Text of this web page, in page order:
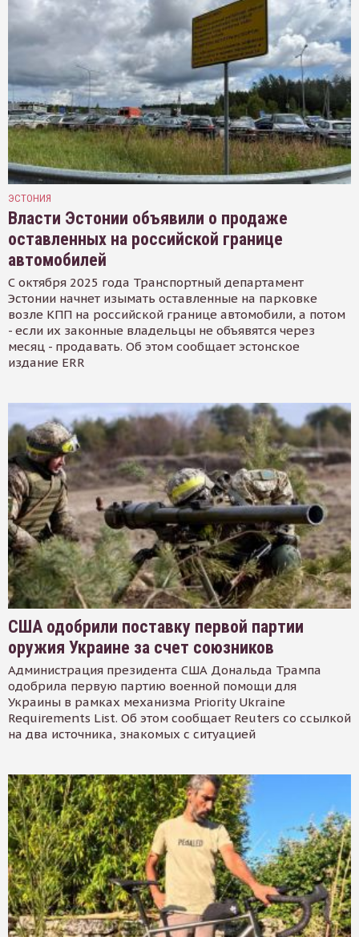
ЭСТОНИЯ
Власти Эстонии объявили о продаже
оставленных на российской границе
автомобилей
С октября 2025 года Транспортный департамент
Эстонии начнет изымать оставленные на парковке
возле КПП на российской границе автомобили, а потом
- если их законные владельцы не объявятся через
месяц - продавать. Об этом сообщает эстонское
издание ERR
США одобрили поставку первой партии
оружия Украине за счет союзников
Администрация президента США Дональда Трампа
одобрила первую партию военной помощи для
Украины в рамках механизма Priority Ukraine
Requirements List. Об этом сообщает Reuters со ссылкой
на два источника, знакомых с ситуацией